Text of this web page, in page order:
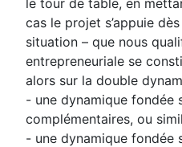
cas le projet s’appuie
situation – que nous
entrepreneuriale se
alors sur la double
- une dynamique fondée
complémentaires, ou
- une dynamique fondée